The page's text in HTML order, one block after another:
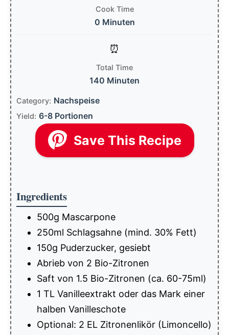
Cook Time
0 Minuten
Total Time
140 Minuten
Category: Nachspeise
Yield: 6-8 Portionen
Save This Recipe
Ingredients
500g Mascarpone
250ml Schlagsahne (mind. 30% Fett)
150g Puderzucker, gesiebt
Abrieb von 2 Bio-Zitronen
Saft von 1.5 Bio-Zitronen (ca. 60-75ml)
1 TL Vanilleextrakt oder das Mark einer
halben Vanilleschote
Optional: 2 EL Zitronenlikör (Limoncello)